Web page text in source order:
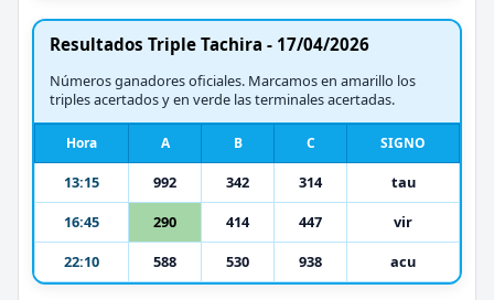
Resultados Triple Tachira - 17/04/2026
Números ganadores oficiales. Marcamos en amarillo los
triples acertados y en verde las terminales acertadas.
Hora A B C SIGNO
13:15 992 342 314
tau
16:45
290 414 447
vir
22:10
588 530 938 acu